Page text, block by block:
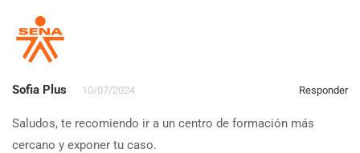
Sofia Plus 10/07/2024 Responder
Saludos, te recomiendo ir a un centro de formación más
cercano y exponer tu caso.